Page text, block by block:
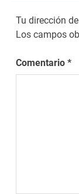
Tu dirección
Los campos
Comentario*